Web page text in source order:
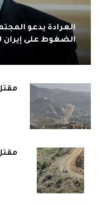
العرادة يدعو
الضغوط على إيران
مقتل وجرح 3